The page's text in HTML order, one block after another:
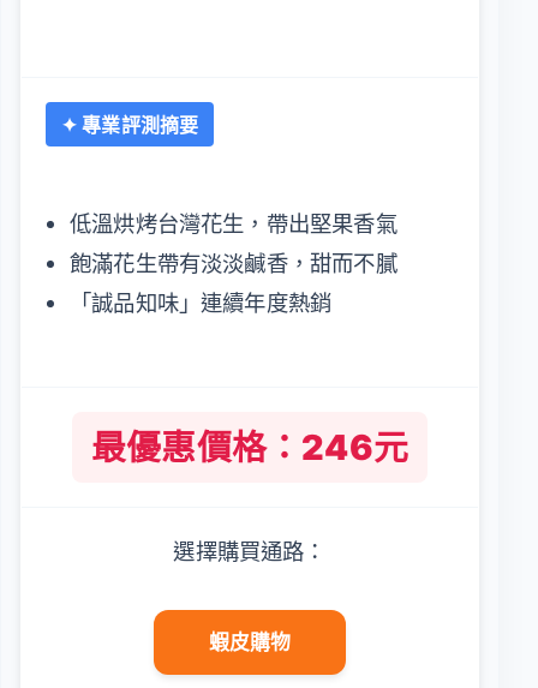
✦ 專業評測摘要
低溫烘烤台灣花生，帶出堅果香氣
飽滿花生帶有淡淡鹹香，甜而不膩
「誠品知味」連續年度熱銷
最優惠價格：246元
選擇購買通路：
蝦皮購物